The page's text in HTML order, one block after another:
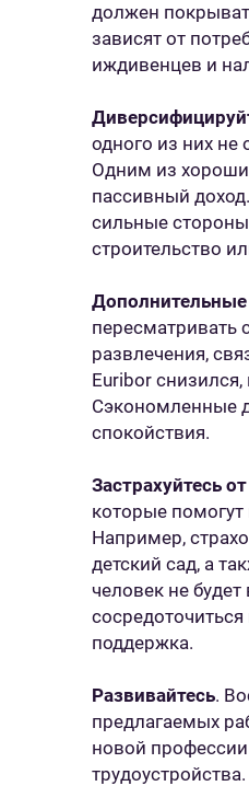
должен
зависят от
иждивенцев и
одного из них
Одним из
пассивный
сильные
строительство
пересматривать
развлечения,
Euribor
Сэкономленные
спокойствия.
Застрахуйтесь
которые
Например,
детский сад, а
человек не
поддержка.
Развивайтесь.
предлагаемых
новой